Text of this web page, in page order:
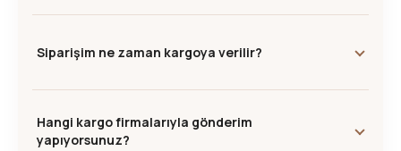
Siparişim ne zaman kargoya verilir?
Hangi kargo firmalarıyla gönderim
yapıyorsunuz?